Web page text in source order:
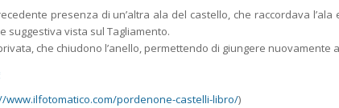
presenza di un’altra ala del castello, che raccordava
suggestiva vista sul Tagliamento.
che chiudono l’anello, permettendo di giungere nuovamente
www.ilfotomatico.com/pordenone-castelli-libro/)